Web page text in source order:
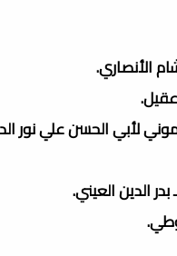
الأنصاري.
لأبي الحسن علي
الدين العيني.